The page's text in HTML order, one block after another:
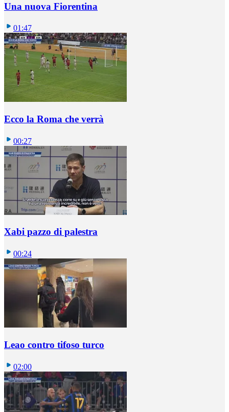
Una nuova Fiorentina
01:47
Ecco la Roma che verrà
00:27
Xabi pazzo di palestra
00:24
Leao contro tifoso turco
02:00